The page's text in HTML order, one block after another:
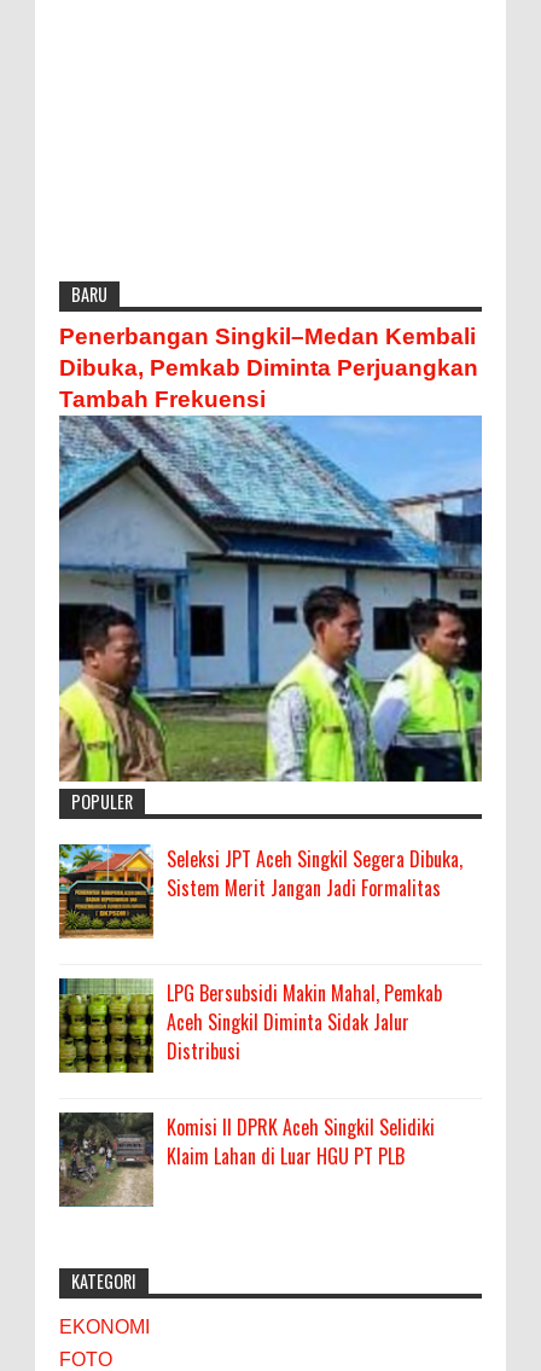
BARU
Penerbangan Singkil–Medan Kembali
Dibuka, Pemkab Diminta Perjuangkan
Tambah Frekuensi
POPULER
Seleksi JPT Aceh Singkil Segera Dibuka,
Sistem Merit Jangan Jadi Formalitas
LPG Bersubsidi Makin Mahal, Pemkab
Aceh Singkil Diminta Sidak Jalur
Distribusi
Komisi II DPRK Aceh Singkil Selidiki
Klaim Lahan di Luar HGU PT PLB
KATEGORI
EKONOMI
FOTO